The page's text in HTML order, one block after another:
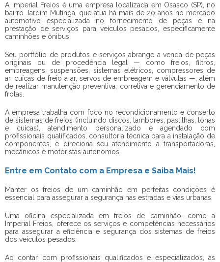
A Imperial Freios é uma empresa localizada em Osasco (SP), no
bairro Jardim Mutinga, que atua há mais de 20 anos no mercado
automotivo especializada no fornecimento de peças e na
prestação de serviços para veículos pesados, especificamente
caminhões e ônibus.
Seu portfólio de produtos e serviços abrange a venda de peças
originais ou de procedência legal — como freios, filtros,
embreagens, suspensões, sistemas elétricos, compressores de
ar, cuícas de freio a ar, servos de embreagem e válvulas —, além
de realizar manutenção preventiva, corretiva e gerenciamento de
frotas.
A empresa trabalha com foco no recondicionamento e conserto
de sistemas de freios (incluindo discos, tambores, pastilhas, lonas
e cuícas), atendimento personalizado e agendado com
profissionais qualificados, consultoria técnica para a instalação de
componentes, e direciona seu atendimento a transportadoras,
mecânicos e motoristas autônomos.
Entre em Contato com a Empresa e Saiba Mais!
Manter os freios de um caminhão em perfeitas condições é
essencial para assegurar a segurança nas estradas e vias urbanas.
Uma oficina especializada em freios de caminhão , como a
Imperial Freios, oferece os serviços e competências necessários
para assegurar a eficiência e segurança dos sistemas de freios
dos veículos pesados.
Ao contar com profissionais qualificados e especializados, as